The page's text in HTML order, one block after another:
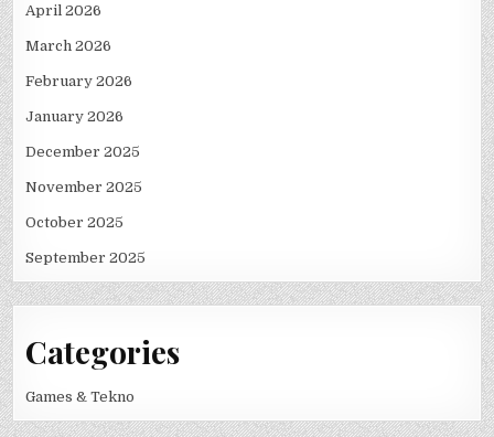
April 2026
March 2026
February 2026
January 2026
December 2025
November 2025
October 2025
September 2025
Categories
Games & Tekno